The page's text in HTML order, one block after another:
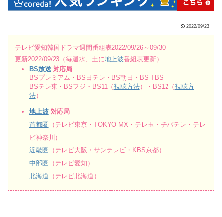
2022/09/23
テレビ愛知韓国ドラマ週間番組表2022/09/26～09/30
更新2022/09/23（毎週水、土に地上波番組表更新）
BS放送 対応局
BSプレミアム・BS日テレ・BS朝日・BS-TBS
BSテレ東・BSフジ・BS11（視聴方法）・BS12（視聴方
法）
地上波対応局
首都圏 （テレビ東京・TOKYO MX・テレ玉・チバテレ・テレ
ビ神奈川）
近畿圏 （テレビ大阪・サンテレビ・KBS京都）
中部圏 （テレビ愛知）
北海道 （テレビ北海道）